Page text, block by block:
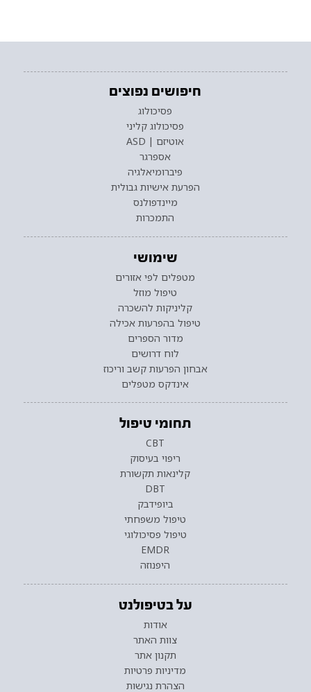
חיפושים נפוצים
פסיכולוג
פסיכולוג קליני
אוטיזם | ASD
אספרגר
פיברומיאלגיה
הפרעת אישיות גבולית
מיינדפולנס
התמכרות
שימושי
מטפלים לפי אזורים
טיפול מוזל
קליניקות להשכרה
טיפול בהפרעות אכילה
מדור הספרים
לוח דרושים
אבחון הפרעות קשב וריכוז
אינדקס מטפלים
תחומי טיפול
CBT
ריפוי בעיסוק
קלינאות תקשורת
DBT
ביופידבק
טיפול משפחתי
טיפול פסיכולוגי
EMDR
היפנוזה
על בטיפולנט
אודות
צוות האתר
תקנון אתר
מדיניות פרטיות
הצהרת נגישות